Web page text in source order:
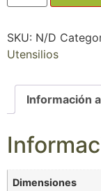
SKU: N/D
Utensilios
Información
Dimensiones